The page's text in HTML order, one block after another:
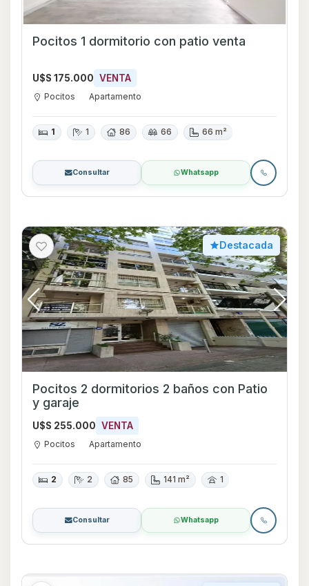
Pocitos 1 dormitorio con patio venta
U$S 175.000 VENTA
Pocitos Apartamento
1 1 86 66 66 m²
Consultar Whatsapp
Destacada
Pocitos 2 dormitorios 2 baños con Patio
y garaje
U$S 255.000 VENTA
Pocitos Apartamento
2 2 85 141 m² 1
Consultar Whatsapp